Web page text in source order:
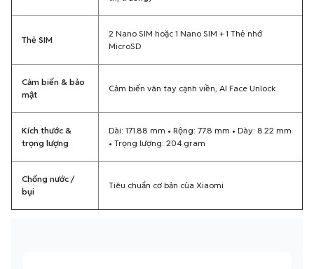
Thẻ SIM
2 Nano SIM hoặc 1 Nano SIM + 1 Thẻ nhớ
MicroSD
Cảm biến & bảo
mật
Cảm biến vân tay cạnh viền, AI Face Unlock
Kích thước &
trọng lượng
Dài: 171.88 mm • Rộng: 77.8 mm • Dày: 8.22 mm
• Trọng lượng: 204 gram
Chống nước /
bụi
Tiêu chuẩn cơ bản của Xiaomi